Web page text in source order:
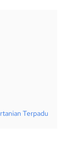
Terpadu